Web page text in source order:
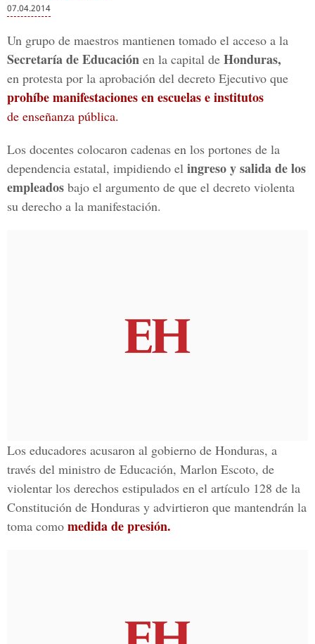
07.04.2014
Un grupo de maestros mantienen tomado el acceso a la
Secretaría de Educación en la capital de Honduras,
en protesta por la aprobación del decreto Ejecutivo que
prohíbe manifestaciones en escuelas e institutos
de enseñanza pública.
Los docentes colocaron cadenas en los portones de la
dependencia estatal, impidiendo el ingreso y salida de los
empleados bajo el argumento de que el decreto violenta
su derecho a la manifestación.
Los educadores acusaron al gobierno de Honduras, a
través del ministro de Educación, Marlon Escoto, de
violentar los derechos estipulados en el artículo 128 de la
Constitución de Honduras y advirtieron que mantendrán la
toma como medida de presión.